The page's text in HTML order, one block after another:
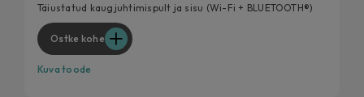
Sinu lemmikpesutsükkel, nüüd veelgi tõhusam
Eemalda 99% igapäevastest plekkidest
Täiustatud kaugjuhtimispult ja sisu (Wi-Fi + BLUETOOTH®)
Ostke kohe
Kuva toode